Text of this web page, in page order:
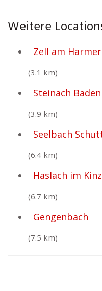
Weitere
Zell am
(3.1 km)
Steinach Baden
(3.9 km)
Seelbach
(6.4 km)
Haslach im
(6.7 km)
Gengenbach
(7.5 km)